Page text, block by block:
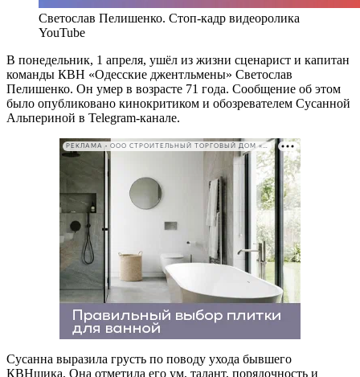
Светослав Пелишенко. Стоп-кадр видеоролика
YouTube
В понедельник, 1 апреля, ушёл из жизни сценарист и капитан
команды КВН «Одесские джентльмены» Светослав
Пелишенко. Он умер в возрасте 71 года. Сообщение об этом
было опубликовано кинокритиком и обозревателем Сусанной
Альпериной в Telegram-канале.
РЕКЛАМА • ООО СТРОИТЕЛЬНЫЙ ТОРГОВЫЙ ДОМ «ПЕТРОВИЧ». ИНН: 7802348846
Сусанна выразила грусть по поводу ухода бывшего
КВНщика. Она отметила его ум, талант, порядочность и